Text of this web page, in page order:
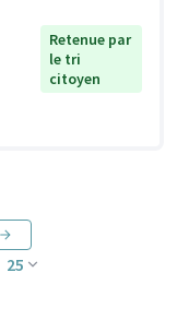
Retenue par
le tri
citoyen
25